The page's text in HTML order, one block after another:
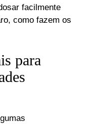
facilmente
como fazem os
para